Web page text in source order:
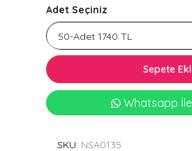
Adet Seçiniz
Sepete
Whatsapp
SKU: NSA0135